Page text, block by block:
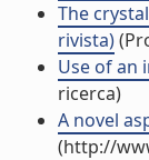
The
rivista)
Use of an
ricerca)
A novel
(http://